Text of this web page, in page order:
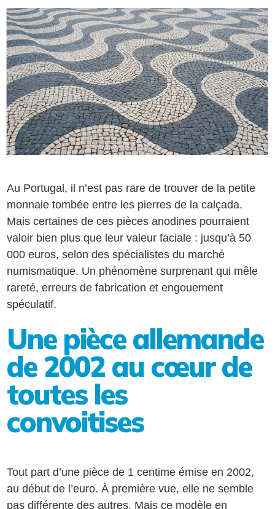
Au Portugal, il n’est pas rare de trouver de la petite
monnaie tombée entre les pierres de la calçada.
Mais certaines de ces pièces anodines pourraient
valoir bien plus que leur valeur faciale : jusqu’à 50
000 euros, selon des spécialistes du marché
numismatique. Un phénomène surprenant qui mêle
rareté, erreurs de fabrication et engouement
spéculatif.
Une pièce allemande
de 2002 au cœur de
toutes les
convoitises
Tout part d’une pièce de 1 centime émise en 2002,
au début de l’euro. À première vue, elle ne semble
pas différente des autres. Mais ce modèle en